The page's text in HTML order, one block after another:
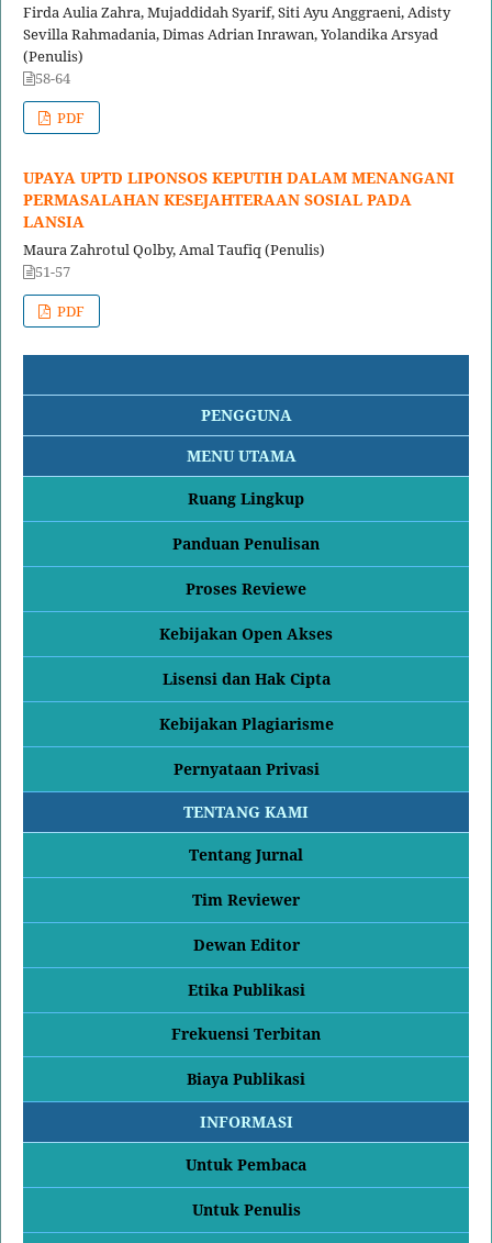
Firda Aulia Zahra, Mujaddidah Syarif, Siti Ayu Anggraeni, Adisty
Sevilla Rahmadania, Dimas Adrian Inrawan, Yolandika Arsyad
(Penulis)
58-64
PDF
UPAYA UPTD LIPONSOS KEPUTIH DALAM MENANGANI
PERMASALAHAN KESEJAHTERAAN SOSIAL PADA
LANSIA
Maura Zahrotul Qolby, Amal Taufiq (Penulis)
51-57
PDF
PENGGUNA
MENU UTAMA
Ruang Lingkup
Panduan Penulisan
Proses Reviewe
Kebijakan Open Akses
Lisensi dan Hak Cipta
Kebijakan Plagiarisme
Pernyataan Privasi
TENTANG KAMI
Tentang Jurnal
Tim Reviewer
Dewan Editor
Etika Publikasi
Frekuensi Terbitan
Biaya Publikasi
INFORMASI
Untuk Pembaca
Untuk Penulis